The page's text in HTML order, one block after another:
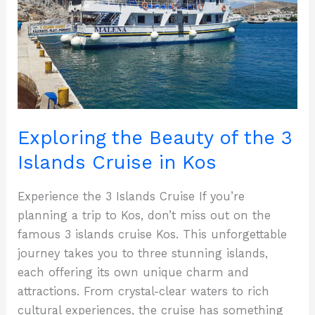
Exploring the Beauty of the 3
Islands Cruise in Kos
Experience the 3 Islands Cruise If you’re
planning a trip to Kos, don’t miss out on the
famous 3 islands cruise Kos. This unforgettable
journey takes you to three stunning islands,
each offering its own unique charm and
attractions. From crystal-clear waters to rich
cultural experiences, the cruise has something